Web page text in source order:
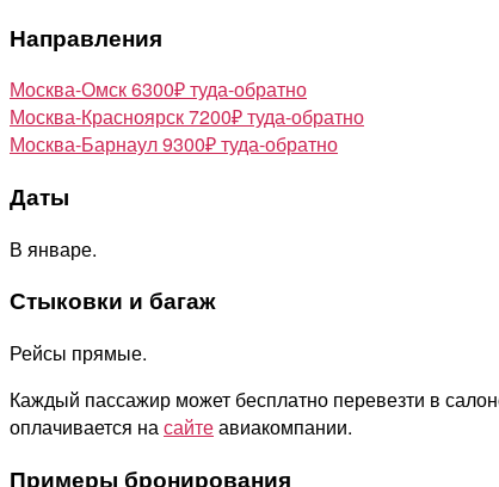
Направления
Москва-Омск 6300₽ туда-обратно
Москва-Красноярск 7200₽ туда-обратно
Москва-Барнаул 9300₽ туда-обратно
Даты
В январе.
Стыковки и багаж
Рейсы прямые.
Каждый пассажир может бесплатно перевезти в
оплачивается насайтеавиакомпании.
Примеры бронирования